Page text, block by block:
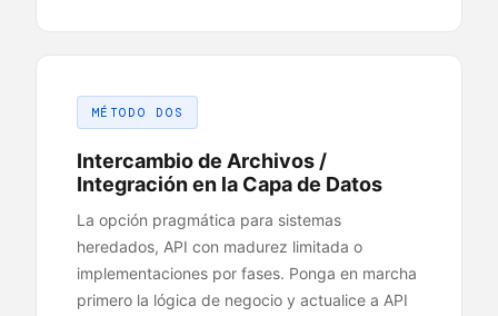
MÉTODO DOS
Intercambio de Archivos /
Integración en la Capa de Datos
La opción pragmática para sistemas
heredados, API con madurez limitada o
implementaciones por fases. Ponga en marcha
primero la lógica de negocio y actualice a API